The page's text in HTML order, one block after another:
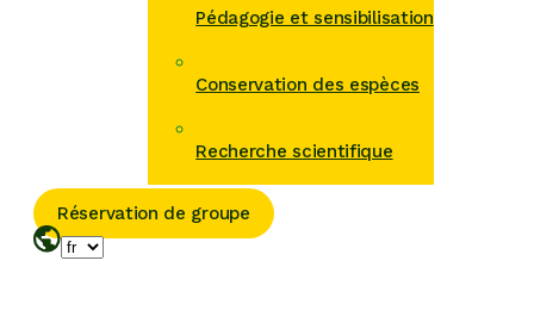
Pédagogie et sensibilisation
Conservation des espèces
Recherche scientifique
Réservation de groupe